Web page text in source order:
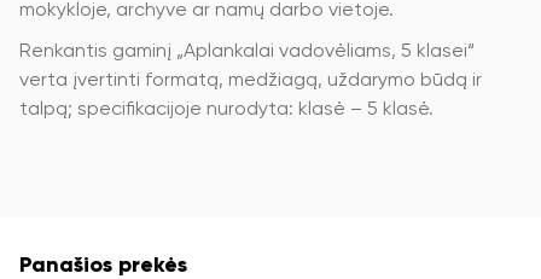
mokykloje, archyve ar namų darbo vietoje.
Renkantis gaminį „Aplankalai vadovėliams, 5 klasei“
verta įvertinti formatą, medžiagą, uždarymo būdą ir
talpą; specifikacijoje nurodyta: klasė – 5 klasė.
Panašios prekės